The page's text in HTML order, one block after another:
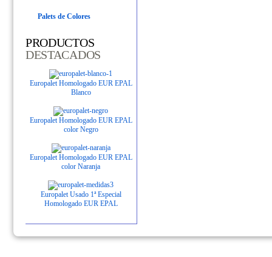
Palets de Colores
PRODUCTOS
DESTACADOS
Europalet Homologado EUR EPAL
Blanco
Europalet Homologado EUR EPAL
color Negro
Europalet Homologado EUR EPAL
color Naranja
Europalet Usado 1ª Especial
Homologado EUR EPAL